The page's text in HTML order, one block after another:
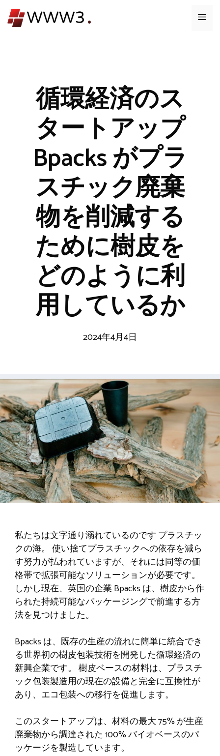
ン
メ
循環経済のス
タートアップ
Bpacks がプラ
スチック廃棄
物を削減する
ために樹皮を
どのように利
用しているか
2024年4月4日
私たちは文字通り溺れているのです プラスチッ
クの海。 使い捨てプラスチックへの依存を減ら
す努力が払われていますが、それには同等の価
格帯で拡張可能なソリューションが必要です。
しかし現在、英国の企業 Bpacks は、樹皮から作
られた持続可能なパッケージングで前進する方
法を見つけました。
Bpacks は、既存の生産の流れに簡単に統合でき
る世界初の樹皮包装技術を開発した循環経済の
新興企業です。 樹皮ベースの材料は、プラスチ
ック包装製造用の現在の設備と完全に互換性が
あり、エコ包装への移行を促進します。
このスタートアップは、材料の最大 75% が生産
廃棄物から調達された 100% バイオベースのパ
ッケージを製造しています。